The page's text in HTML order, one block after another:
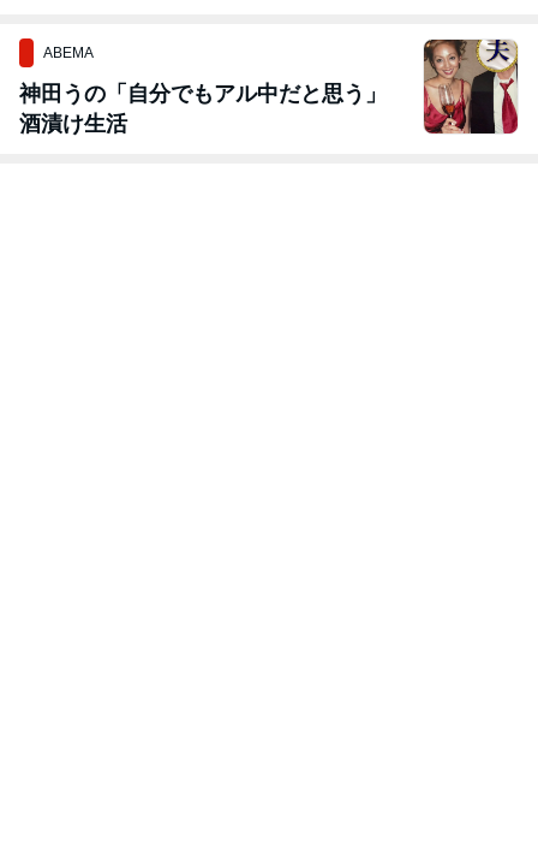
ABEMA
神田うの「自分でもアル中だと思う」
酒漬け生活